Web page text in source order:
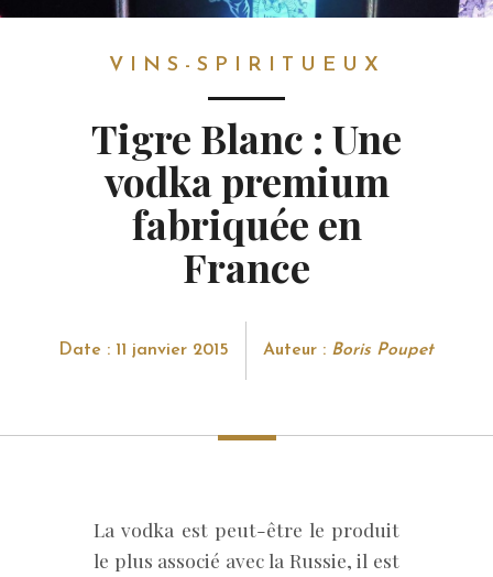
VINS-SPIRITUEUX
Tigre Blanc : Une
vodka premium
fabriquée en
France
Date : 11 janvier 2015 Auteur : Boris Poupet
La vodka est peut-être le produit
le plus associé avec la Russie, il est